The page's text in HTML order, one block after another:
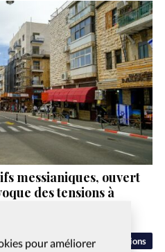
pour améliorer
Religions
messianiques, ouvert
des tensions à